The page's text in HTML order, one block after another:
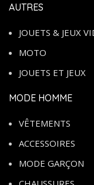
AUTRES
JOUETS & JEUX
MOTO
JOUETS ET JEUX
MODE HOMME
VÊTEMENTS
ACCESSOIRES
MODE GARÇON